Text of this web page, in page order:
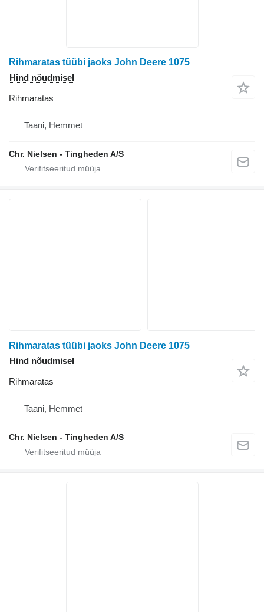
Rihmaratas tüübi jaoks John Deere 1075
Hind nõudmisel
Rihmaratas
Taani, Hemmet
Chr. Nielsen - Tingheden A/S
Rihmaratas tüübi jaoks John Deere 1075
Hind nõudmisel
Rihmaratas
Taani, Hemmet
Chr. Nielsen - Tingheden A/S